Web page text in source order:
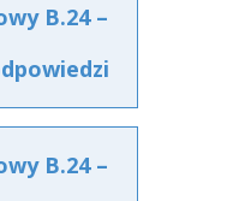
B.24 –
B.24 –